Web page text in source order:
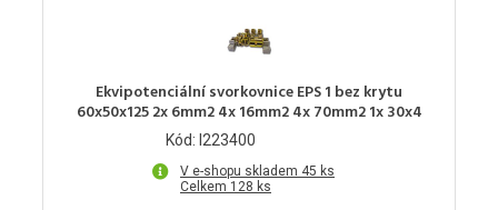
Ekvipotenciální svorkovnice EPS 1 bez krytu
60x50x125 2x 6mm2 4x 16mm2 4x 70mm2 1x 30x4
Kód: I223400
V e-shopu skladem 45 ks
Celkem 128 ks